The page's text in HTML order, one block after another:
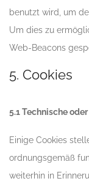
benutzt wird, um
Um dies zu
Web-Beacons
5. Cookies
5.1 Technische
Einige Cookies
ordnungsgemäß
weiterhin in